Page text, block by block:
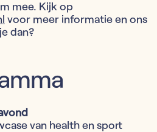
mee. Kijk op
voor meer informatie en ons
dan?
van health en sport